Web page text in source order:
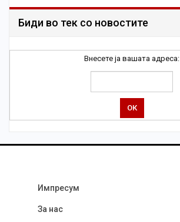
Биди во тек со новостите
Внесете ја вашата адреса:
Импресум
За нас